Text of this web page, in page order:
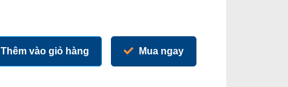
Thêm vào giỏ hàng Mua ngay